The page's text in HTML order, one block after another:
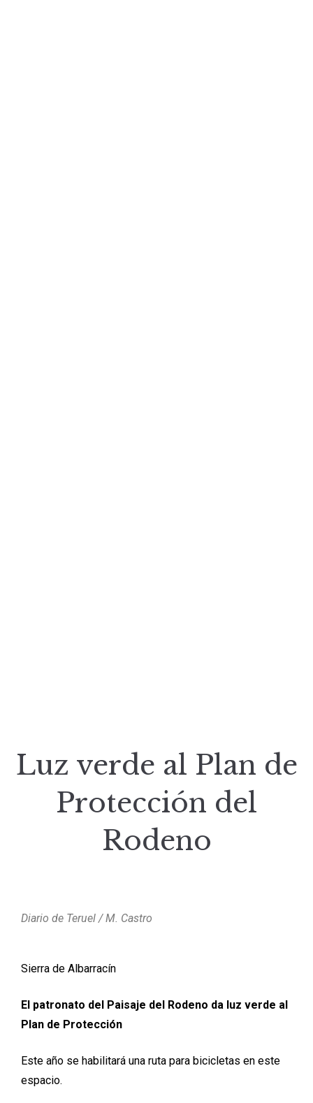
Luz verde al Plan de
Protección del
Rodeno
Diario de Teruel / M. Castro
Sierra de Albarracín
El patronato del Paisaje del Rodeno da luz verde al
Plan de Protección
Este año se habilitará una ruta para bicicletas en este
espacio.